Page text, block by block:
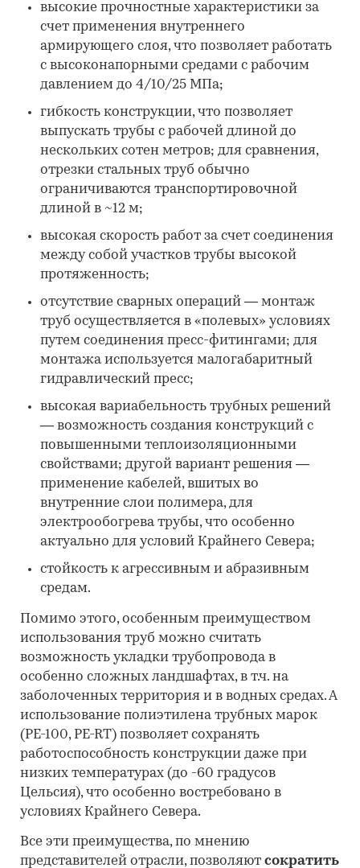
высокие прочностные характеристики за
счет применения внутреннего
армирующего слоя, что позволяет работать
с высоконапорными средами с рабочим
давлением до 4/10/25 МПа;
гибкость конструкции, что позволяет
выпускать трубы с рабочей длиной до
нескольких сотен метров; для сравнения,
отрезки стальных труб обычно
ограничиваются транспортировочной
длиной в ~12 м;
высокая скорость работ за счет соединения
между собой участков трубы высокой
протяженность;
отсутствие сварных операций — монтаж
труб осуществляется в «полевых» условиях
путем соединения пресс-фитингами; для
монтажа используется малогабаритный
гидравлический пресс;
высокая вариабельность трубных решений
— возможность создания конструкций с
повышенными теплоизоляционными
свойствами; другой вариант решения —
применение кабелей, вшитых во
внутренние слои полимера, для
электрообогрева трубы, что особенно
актуально для условий Крайнего Севера;
стойкость к агрессивным и абразивным
средам.
Помимо этого, особенным преимуществом
использования труб можно считать
возможность укладки трубопровода в
особенно сложных ландшафтах, в т.ч. на
заболоченных территория и в водных средах. А
использование полиэтилена трубных марок
(PE-100, PE-RT) позволяет сохранять
работоспособность конструкции даже при
низких температурах (до -60 градусов
Цельсия), что особенно востребовано в
условиях Крайнего Севера.
Все эти преимущества, по мнению
представителей отрасли, позволяют сократить